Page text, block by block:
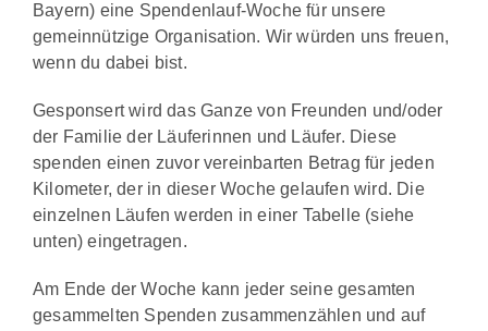
Bayern) eine Spendenlauf-Woche für unsere
gemeinnützige Organisation. Wir würden uns freuen,
wenn du dabei bist.
Gesponsert wird das Ganze von Freunden und/oder
der Familie der Läuferinnen und Läufer. Diese
spenden einen zuvor vereinbarten Betrag für jeden
Kilometer, der in dieser Woche gelaufen wird. Die
einzelnen Läufen werden in einer Tabelle (siehe
unten) eingetragen.
Am Ende der Woche kann jeder seine gesamten
gesammelten Spenden zusammenzählen und auf